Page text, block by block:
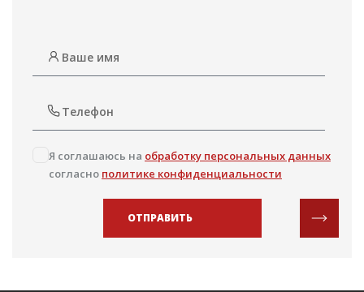
Я соглашаюсь на обработку персональных данных
согласно политике конфиденциальности
ОТПРАВИТЬ